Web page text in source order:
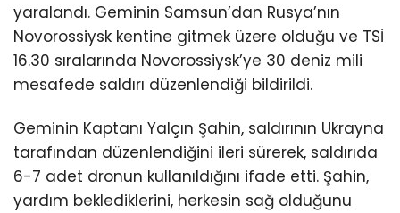
yaralandı. Geminin Samsun’dan Rusya’nın
Novorossiysk kentine gitmek üzere olduğu ve TSİ
16.30 sıralarında Novorossiysk’ye 30 deniz mili
mesafede saldırı düzenlendiği bildirildi.
Geminin Kaptanı Yalçın Şahin, saldırının Ukrayna
tarafından düzenlendiğini ileri sürerek, saldırıda
6-7 adet dronun kullanıldığını ifade etti. Şahin,
yardım beklediklerini, herkesin sağ olduğunu